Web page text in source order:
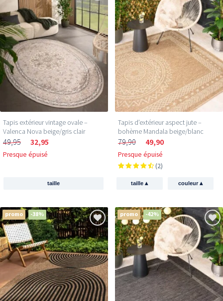
Tapis extérieur vintage ovale –
Valenca Nova beige/gris clair
49,95 32,95
Presque épuisé
taille
Tapis d’extérieur aspect jute –
bohème Mandala beige/blanc
79,90 49,90
Presque épuisé
(2)
taille▴ couleur▴
promo -38% promo -42%
Reçois 5 € de réduction
sur ton premier achat !
Inscris-toi et sois le premier à découvrir les
nouvelles collections et les offres exclusives.
Email
Je profite de ma réduction →